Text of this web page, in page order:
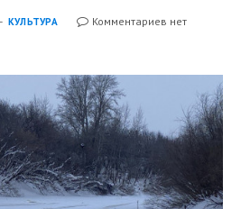
КУЛЬТУРА
Комментариев нет